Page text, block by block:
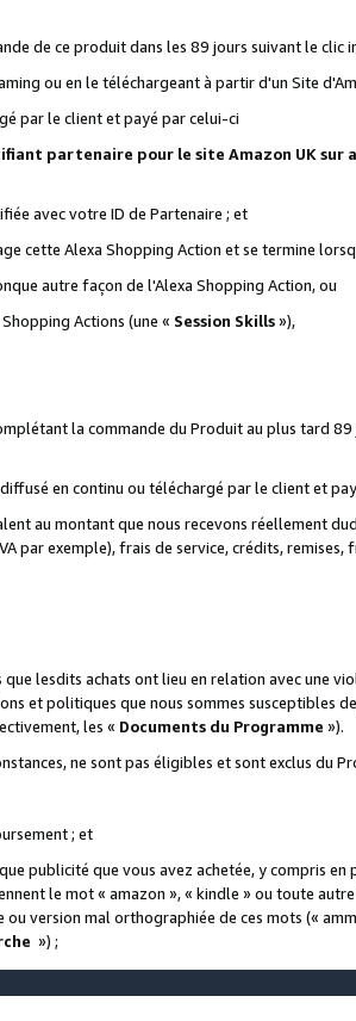
de ce produit dans les 89 jours suivant le clic
ou en le téléchargeant à partir d'un Site
par le client et payé par celui-ci
partenaire pour le site Amazon UK sur
avec votre ID de Partenaire ; et
cette Alexa Shopping Action et se termine
autre façon de l'Alexa Shopping Action, ou
Actions (une « Session Skills»),
la commande du Produit au plus tard
en continu ou téléchargé par le client et
au montant que nous recevons réellement
par exemple), frais de service, crédits, remises,
lesdits achats ont lieu en relation avec une
et politiques que nous sommes susceptibles
les « Documents du Programme »).
ne sont pas éligibles et sont exclus du
; et
publicité que vous avez achetée, y compris
le mot « amazon », « kindle » ou toute
version mal orthographiée de ces mots («
») ;